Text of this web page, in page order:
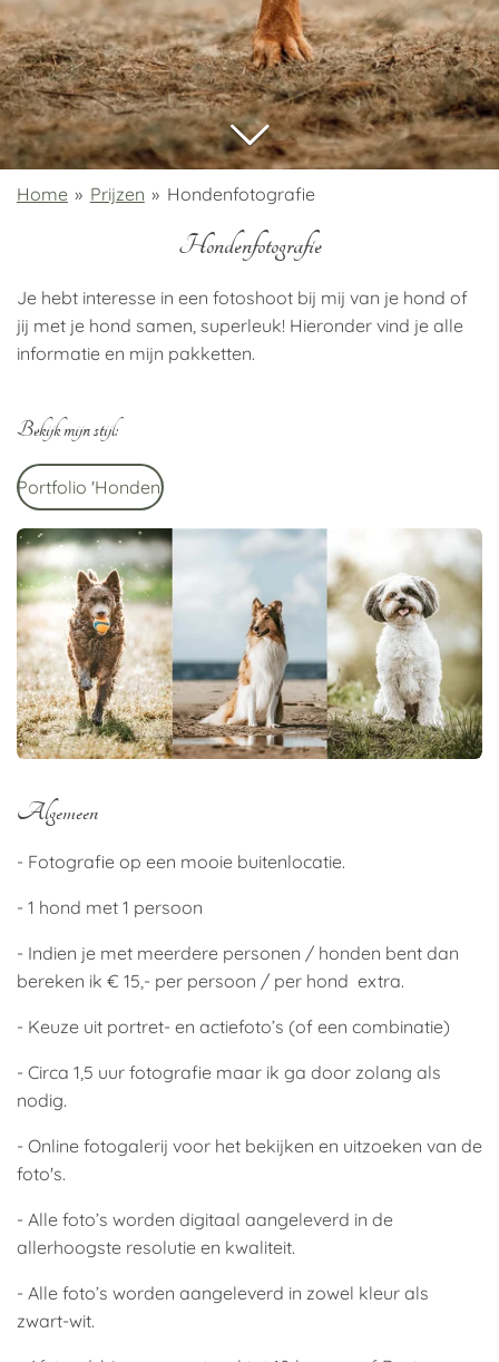
Home » Prijzen » Hondenfotografie
Hondenfotografie
Je hebt interesse in een fotoshoot bij mij van je hond of
jij met je hond samen, superleuk! Hieronder vind je alle
informatie en mijn pakketten.
Bekijk mijn stijl:
Portfolio 'Honden'
Algemeen
- Fotografie op een mooie buitenlocatie.
- 1 hond met 1 persoon
- Indien je met meerdere personen / honden bent dan
bereken ik € 15,- per persoon / per hond extra.
- Keuze uit portret- en actiefoto’s (of een combinatie)
- Circa 1,5 uur fotografie maar ik ga door zolang als
nodig.
- Online fotogalerij voor het bekijken en uitzoeken van de
foto's.
- Alle foto’s worden digitaal aangeleverd in de
allerhoogste resolutie en kwaliteit.
- Alle foto’s worden aangeleverd in zowel kleur als
zwart-wit.